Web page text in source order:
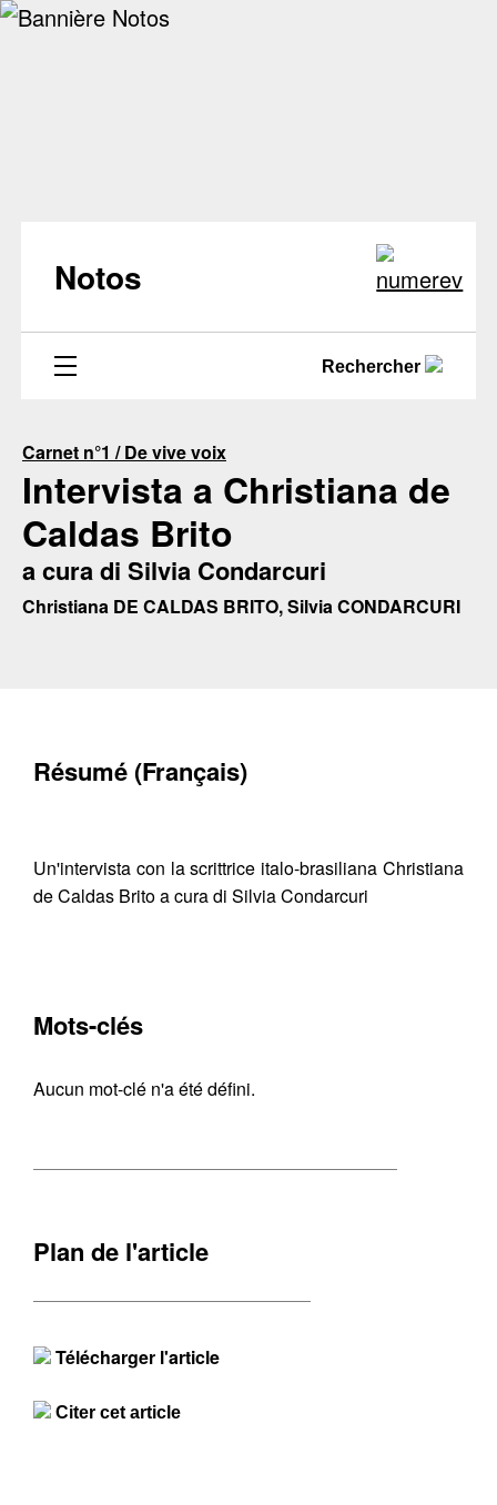
Notos
Rechercher
Carnet n°1 / De vive voix
Intervista a Christiana de
Caldas Brito
a cura di Silvia Condarcuri
Christiana DE CALDAS BRITO, Silvia CONDARCURI
Résumé (Français)
Un'intervista con la scrittrice italo-brasiliana Christiana
de Caldas Brito a cura di Silvia Condarcuri
Mots-clés
Aucun mot-clé n'a été défini.
Plan de l'article
Télécharger l'article
Citer cet article